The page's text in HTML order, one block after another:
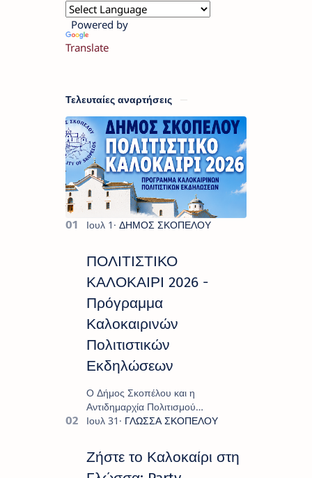
Powered by
Translate
Τελευταίες αναρτήσεις
ΠΟΛΙΤΙΣΤΙΚΟ
ΚΑΛΟΚΑΙΡΙ 2026 -
Πρόγραμμα
Καλοκαιρινών
Πολιτιστικών
Εκδηλώσεων
Ο Δήμος Σκοπέλου και η
Αντιδημαρχία Πολιτισμού
παρουσιάζουν το πρόγραμμα «
πλούσιο και πολυσυλλεκτικό
πρόγραμμα εκδ…
Ζήστε το Καλοκαίρι στη